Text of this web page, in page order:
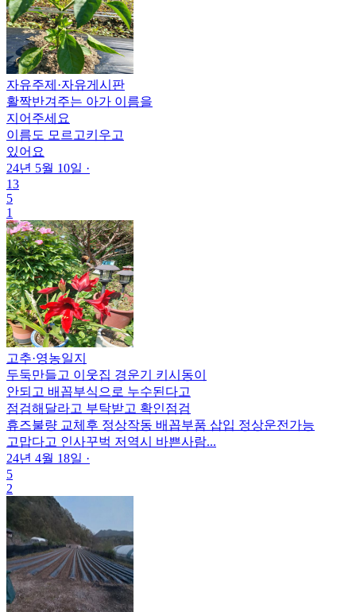
자유주제 ·자유게시판
활짝반겨주는 아가 이름을
지어주세요
이름도 모르고키우고
있어요
24년 5월 10일 ·
13
5
1
고추·영농일지
두둑만들고 이웃집 경운기 키시동이
안되고 배꼽부식으로 누수된다고
점검해달라고 부탁받고 확인점검
휴즈불량 교체후 정상작동 배꼽부품 삽입 정상운전가능
고맙다고 인사꾸벅 저역시 바쁜사람...
24년 4월 18일 ·
5
2